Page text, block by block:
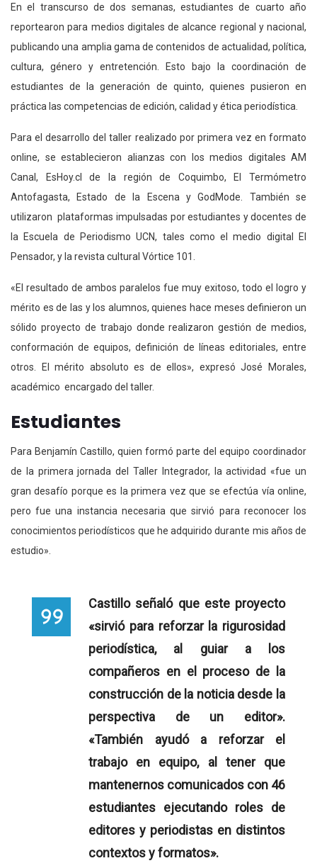
En el transcurso de dos semanas, estudiantes de cuarto año
reportearon para medios digitales de alcance regional y nacional,
publicando una amplia gama de contenidos de actualidad, política,
cultura, género y entretención. Esto bajo la coordinación de
estudiantes de la generación de quinto, quienes pusieron en
práctica las competencias de edición, calidad y ética periodística.
Para el desarrollo del taller realizado por primera vez en formato
online, se establecieron alianzas con los medios digitales AM
Canal, EsHoy.cl de la región de Coquimbo, El Termómetro
Antofagasta, Estado de la Escena y GodMode. También se
utilizaron plataformas impulsadas por estudiantes y docentes de
la Escuela de Periodismo UCN, tales como el medio digital El
Pensador, y la revista cultural Vórtice 101.
«El resultado de ambos paralelos fue muy exitoso, todo el logro y
mérito es de las y los alumnos, quienes hace meses definieron un
sólido proyecto de trabajo donde realizaron gestión de medios,
conformación de equipos, definición de líneas editoriales, entre
otros. El mérito absoluto es de ellos», expresó José Morales,
académico encargado del taller.
Estudiantes
Para Benjamín Castillo, quien formó parte del equipo coordinador
de la primera jornada del Taller Integrador, la actividad «fue un
gran desafío porque es la primera vez que se efectúa vía online,
pero fue una instancia necesaria que sirvió para reconocer los
conocimientos periodísticos que he adquirido durante mis años de
estudio».
Castillo señaló que este proyecto
«sirvió para reforzar la rigurosidad
periodística, al guiar a los
compañeros en el proceso de la
construcción de la noticia desde la
perspectiva de un editor».
«También ayudó a reforzar el
trabajo en equipo, al tener que
mantenernos comunicados con 46
estudiantes ejecutando roles de
editores y periodistas en distintos
contextos y formatos».